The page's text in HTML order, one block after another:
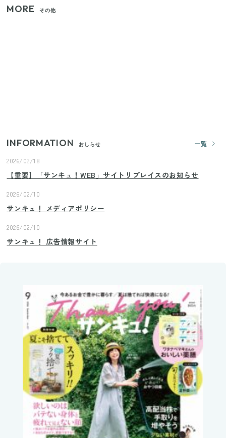
MORE その他
INFORMATION おしらせ
一覧
2026/02/18
【重要】「サンキュ！WEB」サイトリプレイスのお知らせ
2026/02/10
サンキュ！ メディアポリシー
2026/02/10
サンキュ！ 広告情報サイト